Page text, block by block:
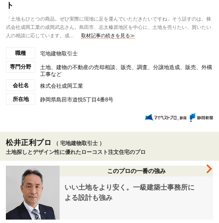
ト
「土地もひとつの商品。ぜひ実際に現地に足を運んでいただきたいですね」そう話すのは、株
式会社成岡工業の成岡武志さん。島田市、志太榛原地区を中心に、土地を売りたい、買いたい
人の相談に応じています。成...
取材記事の続きを見る≫
職種 宅地建物取引士
専門分野
土地、建物の不動産の売却相談、販売、調査、分譲地造成、販売、外構
工事など
会社名
株式会社成岡工業
所在地 静岡県島田市道悦5丁目4番8号
松井正利プロ
（ 宅地建物取引士 ）
土地探しとデザイン性に優れたローコスト注文住宅のプロ
このプロの一番の強み
いい土地をより安く。一級建築士事務所に
よる設計も強み